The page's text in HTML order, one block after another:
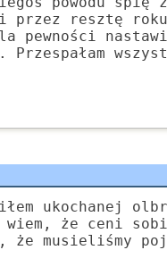
resztę roku.
Przespałam
ukochanej
wiem, że ceni
musieliśmy